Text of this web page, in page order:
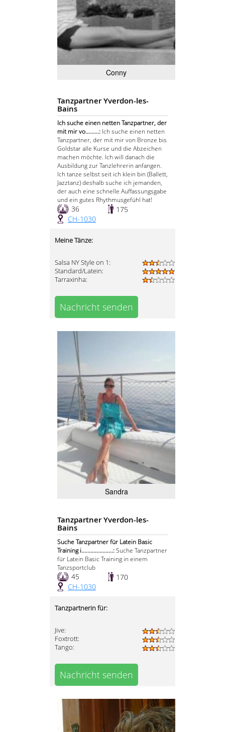
Conny
Tanzpartner Yverdon-les-
Bains
Ich suche einen netten Tanzpartner, der
mit mir vo.........: Ich suche einen netten
Tanzpartner, der mit mir von Bronze bis
Goldstar alle Kurse und die Abzeichen
machen möchte. Ich will danach die
Ausbildung zur Tanzlehrerin anfangen.
Ich tanze selbst seit ich klein bin (Ballett,
Jazztanz) deshalb suche ich jemanden,
der auch eine schnelle Auffassungsgabe
und ein gutes Rhythmusgefühl hat!
36
175
CH-1030
Meine Tänze:
Salsa NY Style on 1:
Standard/Latein:
Tarraxinha:
Nachricht senden
Sandra
Tanzpartner Yverdon-les-
Bains
Suche Tanzpartner für Latein Basic
Training i.....................:Suche Tanzpartner
für Latein Basic Training in einem
Tanzsportclub
45
170
CH-1030
Tanzpartnerin für:
Jive:
Foxtrott:
Tango:
Nachricht senden